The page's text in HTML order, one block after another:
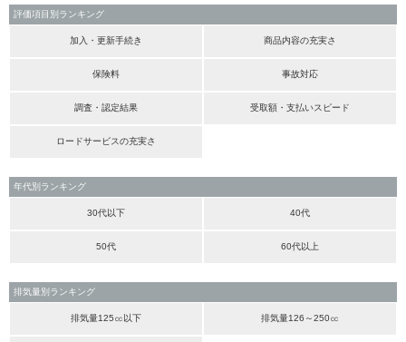
評価項目別ランキング
加入・更新手続き 商品内容の充実さ
保険料 事故対応
調査・認定結果 受取額・支払いスピード
ロードサービスの充実さ
年代別ランキング
30代以下 40代
50代 60代以上
排気量別ランキング
排気量125㏄以下 排気量126～250㏄